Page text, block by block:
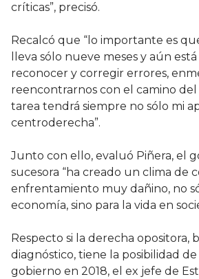
críticas”, precisó.
Recalcó que “lo importante es
lleva sólo nueve meses y aún
reconocer y corregir errores,
reencontrarnos con el camino del
tarea tendrá siempre no sólo mi
centroderecha”.
Junto con ello, evaluó Piñera, el
sucesora “ha creado un clima de
enfrentamiento muy dañino, no
economía, sino para la vida en
Respecto si la derecha opositora,
diagnóstico, tiene la posibilidad
gobierno en 2018, el ex jefe de